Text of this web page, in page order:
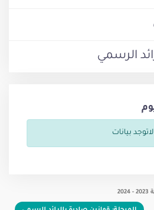
الرسمي
لاتوجد بيانات